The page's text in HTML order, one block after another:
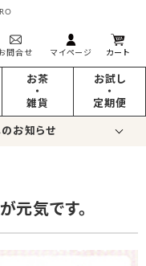
問合せ マイページ カート
お茶
・
雑貨
お試し
・
定期便
お知らせ
元気です。